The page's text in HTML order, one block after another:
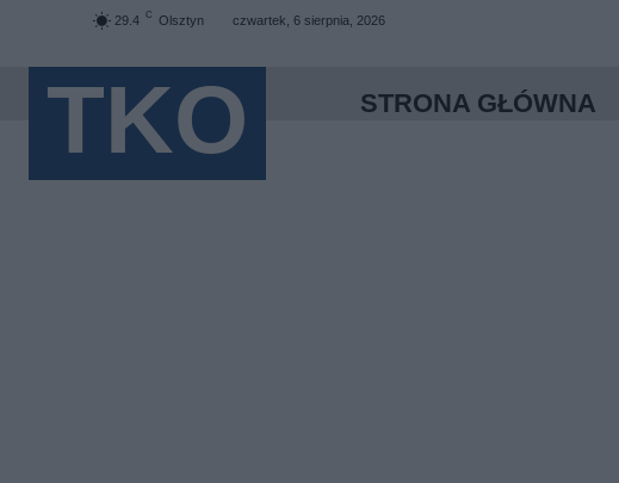
29.4 C Olsztyn czwartek, 6 sierpnia, 2026
TKO STRONA GŁÓWNA